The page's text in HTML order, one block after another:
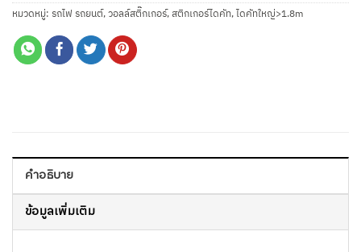
หมวดหมู่: รถไฟ รถยนต์,วอลล์สติ๊กเกอร์,สติกเกอร์ไดคัท,ไดคัทใหญ่>1.8m
คำอธิบาย
ข้อมูลเพิ่มเติม